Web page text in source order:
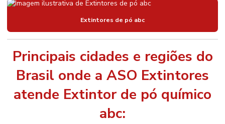
Extintores de pó abc
Principais cidades e regiões do
Brasil onde a ASO Extintores
atende Extintor de pó químico
abc: